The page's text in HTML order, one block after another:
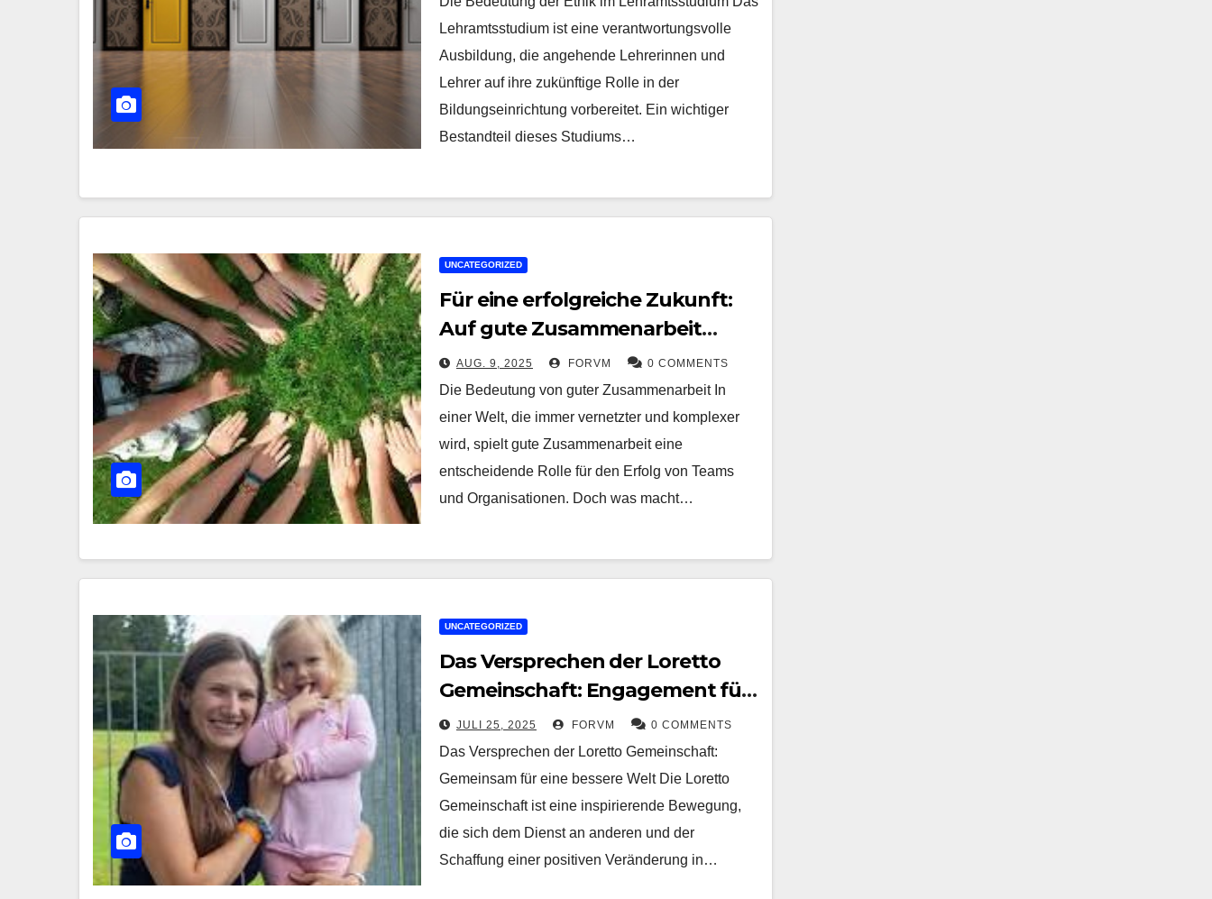
Lehramtsstudium ist eine verantwortungsvolle
Ausbildung, die angehende Lehrerinnen und
Lehrer auf ihre zukünftige Rolle in der
Bildungseinrichtung vorbereitet. Ein wichtiger
Bestandteil dieses Studiums…
UNCATEGORIZED
Für eine erfolgreiche Zukunft:
Auf gute Zusammenarbeit
setzen
AUG. 9, 2025 FORVM 0 COMMENTS
Die Bedeutung von guter Zusammenarbeit In
einer Welt, die immer vernetzter und komplexer
wird, spielt gute Zusammenarbeit eine
entscheidende Rolle für den Erfolg von Teams
und Organisationen. Doch was macht…
UNCATEGORIZED
Das Versprechen der Loretto
Gemeinschaft: Engagement für
eine bessere Welt
JULI 25, 2025 FORVM 0 COMMENTS
Das Versprechen der Loretto Gemeinschaft:
Gemeinsam für eine bessere Welt Die Loretto
Gemeinschaft ist eine inspirierende Bewegung,
die sich dem Dienst an anderen und der
Schaffung einer positiven Veränderung in…